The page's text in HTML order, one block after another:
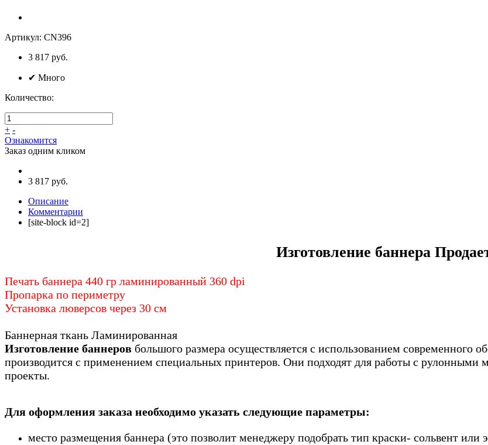
Артикул: CN396
3 817 руб.
✔ Много
Количество:
+ -
Ознакомится
Заказ одним кликом
3 817 руб.
Описание
Комментарии
[site-block id=2]
Изготовление баннера
Печать баннера 440 гр ламинированный 360 dpi
Пропарка по периметру
Установка люверсов через 30 см
Баннерная ткань Ламинированная
Изготовление баннеров большого размера осуществляется с использованием современного
производится с применением специальных принтеров. Они подходят для работы с рулонными
проекты.
Для оформления заказа необходимо указать следующие параметры:
место размещения баннера (это позволит менеджеру подобрать тип краски- сольвент или